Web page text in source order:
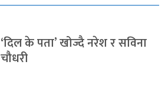
‘दिल के पता’ खोज्दै नरेश र सविना
चौधरी